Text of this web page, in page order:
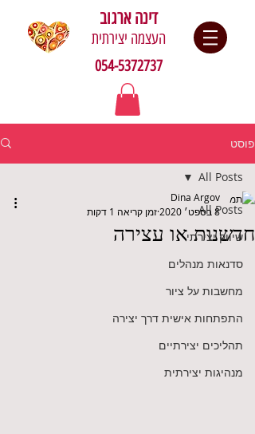
דינה ארגוב
העצמה יצירתית
054-5372737
פוסט
All Posts
שיווק יצירתי
סדנאות מנהלים
מחשבות על ציור
התפתחות אישית דרך יצירה
תהליכים יצירתיים
מנהיגות יצירתית
All Posts
חדשנות או עצירה
Dina Argov
8 בספט׳ 2020
זמן קריאה 1 דקות